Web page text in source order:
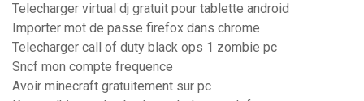
Telecharger virtual dj gratuit pour tablette android
Importer mot de passe firefox dans chrome
Telecharger call of duty black ops 1 zombie pc
Sncf mon compte frequence
Avoir minecraft gratuitement sur pc